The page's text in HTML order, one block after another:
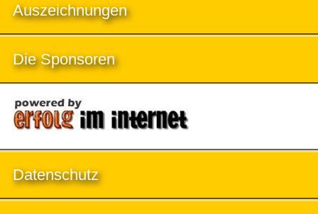
Auszeichnungen
Die Sponsoren
Datenschutz